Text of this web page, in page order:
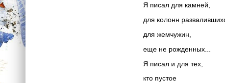
Я писал для камней,
для колонн
для жемчужин,
еще не рожденных...
Я писал и для тех,
кто пустое